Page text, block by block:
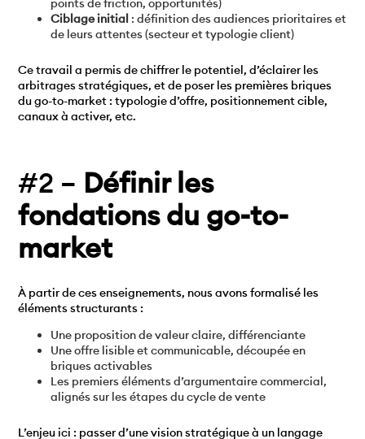
points de friction, opportunités)
Ciblage initial : définition des audiences prioritaires et
de leurs attentes (secteur et typologie client)
Ce travail a permis de chiffrer le potentiel, d’éclairer les
arbitrages stratégiques, et de poser les premières briques
du go-to-market : typologie d’offre, positionnement cible,
canaux à activer, etc.
#2 – Définir les
fondations du go-to-
market
À partir de ces enseignements, nous avons formalisé les
éléments structurants :
Une proposition de valeur claire, différenciante
Une offre lisible et communicable, découpée en
briques activables
Les premiers éléments d’argumentaire commercial,
alignés sur les étapes du cycle de vente
L’enjeu ici : passer d’une vision stratégique à un langage